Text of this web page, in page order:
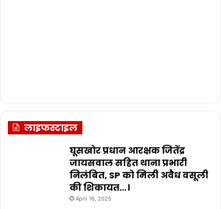
लाइफस्टाइल
घूसखोर प्रधान आरक्षक जितेंद्र
जायसवाल सहित थाना प्रभारी
निलंबित, SP को मिली अवैध वसूली
की शिकायत…।
April 16, 2025